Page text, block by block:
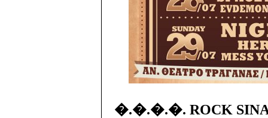
�.�.�.�. ROCK